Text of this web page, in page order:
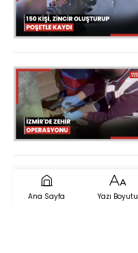
Ana Sayfa Yazı Boyutu